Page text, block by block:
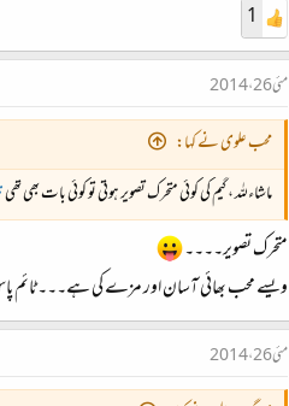
1
مئی 26، 2014
محب علوی نے کہا:
ماشاءللہ ، گیم کی کوئی متحرک تصویر ہوتی تو کوئی بات بھی تھی
متحرک تصویر۔۔۔۔
ویسے محب بھائی آسان اور مزے کی ہے۔۔۔
مئی 26، 2014